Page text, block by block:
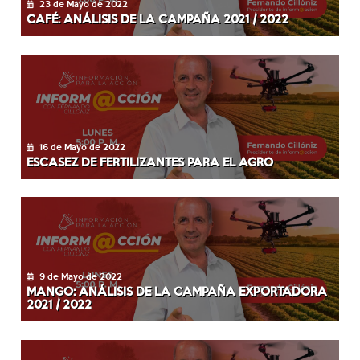
23 de Mayo de 2022
CAFÉ: ANÁLISIS DE LA CAMPAÑA 2021 / 2022
16 de Mayo de 2022
ESCASEZ DE FERTILIZANTES PARA EL AGRO
9 de Mayo de 2022
MANGO: ANÁLISIS DE LA CAMPAÑA EXPORTADORA
2021 / 2022